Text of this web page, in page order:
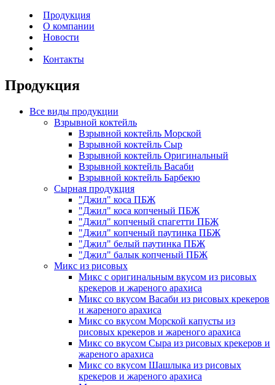
Продукция
О компании
Новости
Контакты
Продукция
Все виды продукции
Взрывной коктейль
Взрывной коктейль Морской
Взрывной коктейль Сыр
Взрывной коктейль Оригинальный
Взрывной коктейль Васаби
Взрывной коктейль Барбекю
Сырная продукция
"Джил" коса ПБЖ
"Джил" коса копченый ПБЖ
"Джил" копченый спагетти ПБЖ
"Джил" копченый паутинка ПБЖ
"Джил" белый паутинка ПБЖ
"Джил" балык копченый ПБЖ
Микс из рисовых
Микс с оригинальным вкусом из рисовых
крекеров и жареного арахиса
Микс со вкусом Васаби из рисовых крекеров
и жареного арахиса
Микс со вкусом Морской капусты из
рисовых крекеров и жареного арахиса
Микс со вкусом Сыра из рисовых крекеров и
жареного арахиса
Микс со вкусом Шашлыка из рисовых
крекеров и жареного арахиса